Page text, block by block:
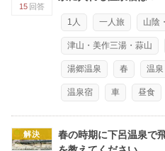
15 回答
1人 一人旅 山陰
津山・美作三湯・蒜山
湯郷温泉 春 温泉
温泉宿 車 昼食
解決
春の時期に下呂温泉で